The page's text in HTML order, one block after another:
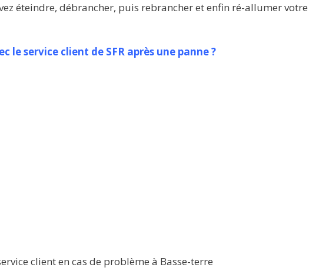
éteindre, débrancher, puis rebrancher et enfin ré-allumer
le service client de SFR après une panne ?
client en cas de problème à Basse-terre